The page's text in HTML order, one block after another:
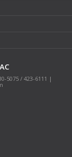
5075 / 423-6111 |